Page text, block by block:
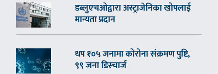
डब्लुएचओद्वारा अस्ट्राजेनिका खोपलाई
मान्यता प्रदान
थप १०५ जनामा कोरोना संक्रमण पुष्टि,
९९ जना डिस्चार्ज